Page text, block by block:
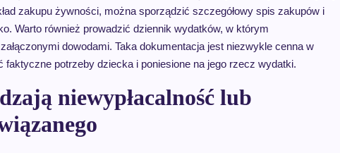
zakupu żywności, można sporządzić szczegółowy spis zakupów i
Warto również prowadzić dziennik wydatków, w którym
dowodami. Taka dokumentacja jest niezwykle cenna w
potrzeby dziecka i poniesione na jego rzecz wydatki.
niewypłacalność lub